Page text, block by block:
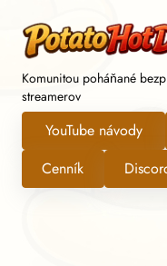
Komunitou poháňané
streamerov
YouTube návody
Cenník